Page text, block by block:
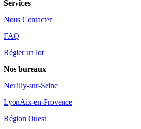
Services
Nous Contacter
FAQ
Régler un lot
Nos bureaux
Neuilly-sur-Seine
LyonAix-en-Provence
Région Ouest